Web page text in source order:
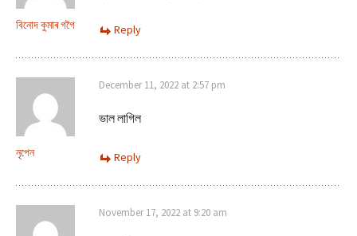
বিনোদ কুমাৰ গগৈ Reply
নৃপেন
December 11, 2022 at 2:57 pm
ভাল লাগিল
Reply
November 17, 2022 at 9:20 am